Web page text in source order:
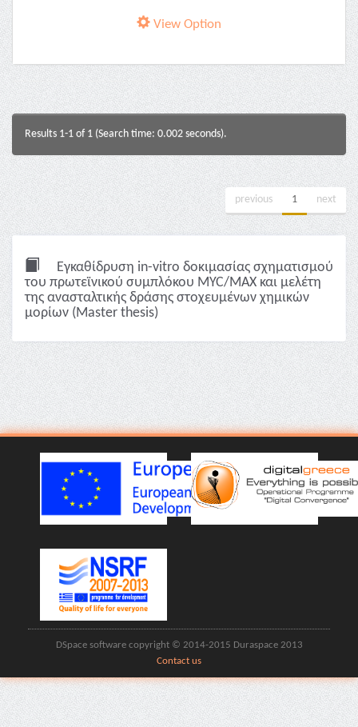
View Option
Results 1-1 of 1 (Search time: 0.002 seconds).
previous 1 next
Εγκαθίδρυση in-vitro δοκιμασίας σχηματισμού
του πρωτεϊνικού συμπλόκου MYC/MAX και μελέτη
της ανασταλτικής δράσης στοχευμένων χημικών
μορίων (Master thesis)
DSpace software copyright © 2014-2015 Duraspace 2013
Contact us